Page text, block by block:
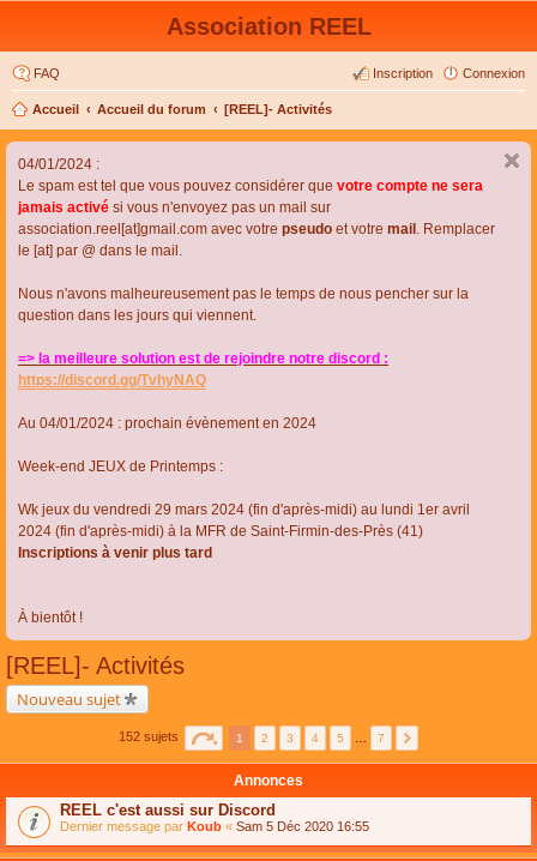
Association REEL
FAQ Connexion
Inscription
Accueil Accueil du forum [REEL]- Activités
04/01/2024 :
Le spam est tel que vous pouvez considérer que votre compte ne sera
jamais activé si vous n'envoyez pas un mail sur
association.reel[at]gmail.com avec votre pseudo et votre mail . Remplacer
le [at] par @ dans le mail.
Nous n'avons malheureusement pas le temps de nous pencher sur la
question dans les jours qui viennent.
=> la meilleure solution est de rejoindre notre discord :
https://discord.gg/TvhyNAQ
Au 04/01/2024 : prochain évènement en 2024
Week-end JEUX de Printemps :
Wk jeux du vendredi 29 mars 2024 (fin d'après-midi) au lundi 1er avril
2024 (fin d'après-midi) à la MFR de Saint-Firmin-des-Près (41)
Inscriptions à venir plus tard
À bientôt !
[REEL]- Activités
Nouveau sujet
152 sujets 1 2 3 4 5 7
Annonces
REEL c'est aussi sur Discord
Dernier message par Koub « Sam 5 Déc 2020 16:55